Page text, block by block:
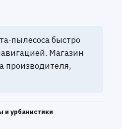
пылесоса быстро
Магазин
производителя,
и урбанистики